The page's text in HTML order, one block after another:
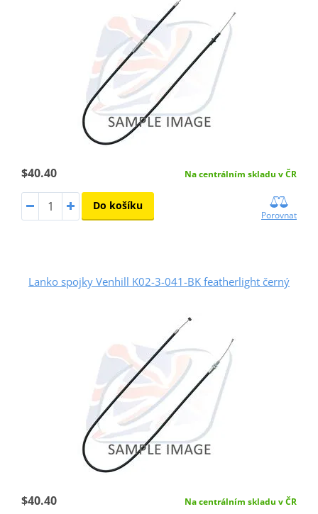
$40.40 Na centrálním skladu v ČR
Do košíku
Porovnat
Lanko spojky Venhill K02-3-041-BK featherlight černý
$40.40 Na centrálním skladu v ČR